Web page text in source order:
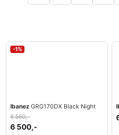
-1%
Ibanez GRG170DX Black Night
6 560,-
6 500,-